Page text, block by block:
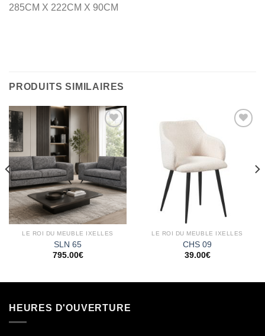
285CM X 222CM X 90CM
PRODUITS SIMILAIRES
Ajouter
à la
wishlist
LE ROI DU MEUBLE IXELLES
SLN 65
795.00€
LE ROI DU MEUBLE IXELLES
CHS 09
39.00€
HEURES D'OUVERTURE